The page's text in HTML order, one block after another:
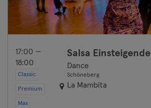
17:00 —
18:00
Classic
Premium
Max
Salsa Einsteigende
Dance
Schöneberg
La Mambita